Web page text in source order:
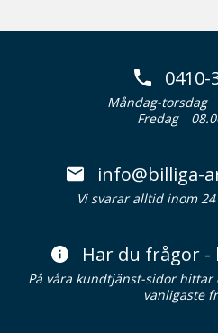
0410-
Måndag-torsdag
Fredag
info@billiga-
Vi svarar alltid inom
Har du frågor
På våra kundtjänst-sidor hittar
vanligaste